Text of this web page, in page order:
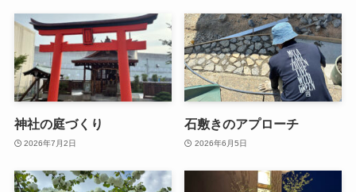
神社の庭づくり
2026年7月2日
石敷きのアプローチ
2026年6月5日